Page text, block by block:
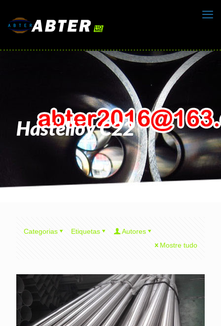
Hastelloy C22
Categorias Etiquetas
Autores
Mostre tudo